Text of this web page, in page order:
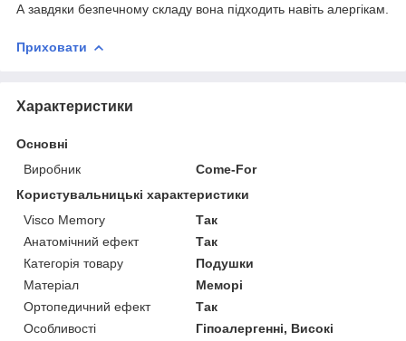
А завдяки безпечному складу вона підходить навіть алергікам.
Приховати
Характеристики
Основні
Виробник
Come-For
Користувальницькі характеристики
Visco Memory
Так
Анатомічний ефект
Так
Категорія товару
Подушки
Матеріал
Меморі
Ортопедичний ефект
Так
Особливості
Гіпоалергенні, Високі